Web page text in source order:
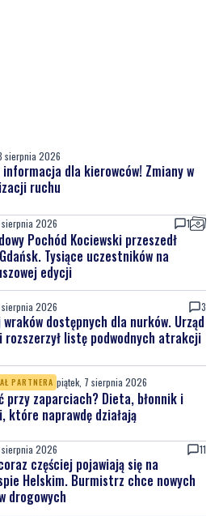
sierpnia 2026
informacja dla kierowców! Zmiany w
ruchu
sierpnia 2026 1
Pochód Kociewski przeszedł
Tysiące uczestników na
edycji
sierpnia 2026 3
wraków dostępnych dla nurków. Urząd
rozszerzył listę podwodnych atrakcji
PARTNERA piątek, 7 sierpnia 2026
przy zaparciach? Dieta, błonnik i
które naprawdę działają
sierpnia 2026 11
częściej pojawiają się na
Helskim. Burmistrz chce nowych
drogowych